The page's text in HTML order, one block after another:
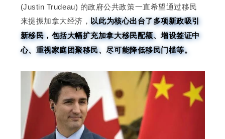
(Justin Trudeau) 的政府公共政策一直希望通过移民
来提振加拿大经济， 以此为核心出台了多项新政吸引
新移民，包括大幅扩充加拿大移民配额、增设签证中
心、重视家庭团聚移民、尽可能降低移民门槛等。